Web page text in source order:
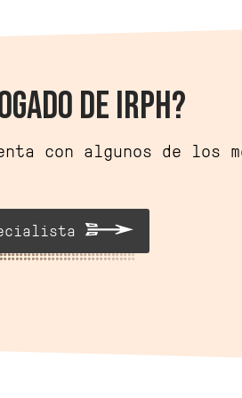
DE IRPH?
con algunos de los